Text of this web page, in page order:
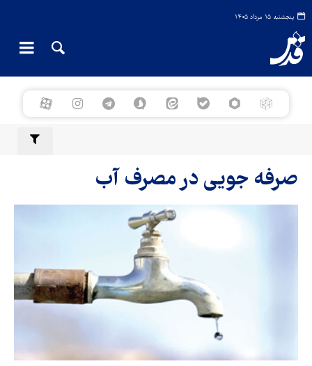
پنجشنبه ۱۵ مرداد ۱۴۰۵
صرفه جویی در مصرف آب